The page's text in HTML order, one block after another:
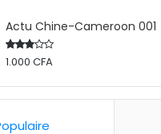
Actu Chine-Cameroon 001
Rated
1.000 CFA